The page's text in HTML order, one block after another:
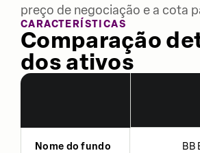
preço de negociação e a cota
CARACTERÍSTICAS
Comparação
dos ativos
Nome do fundo BB